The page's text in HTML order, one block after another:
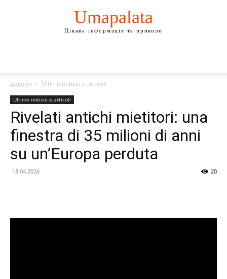
Umapalata
Цікава інформація та приколи
додому Ultime notizie e articoli
Ultime notizie e articoli
Rivelati antichi mietitori: una
finestra di 35 milioni di anni
su un’Europa perduta
18.04.2026 20